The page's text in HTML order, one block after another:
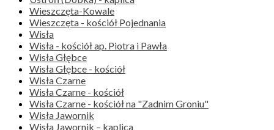
Wieszczęta-Kowale
Wieszczęta - kościół Pojednania
Wisła
Wisła - kościół ap. Piotra i Pawła
Wisła Głębce
Wisła Głębce - kościół
Wisła Czarne
Wisła Czarne - kościół
Wisła Czarne - kościół na "Zadnim Groniu"
Wisła Jawornik
Wisła Jawornik – kaplica